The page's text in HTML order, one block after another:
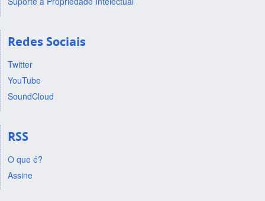
Redes Sociais
Twitter
YouTube
SoundCloud
RSS
O que é?
Assine